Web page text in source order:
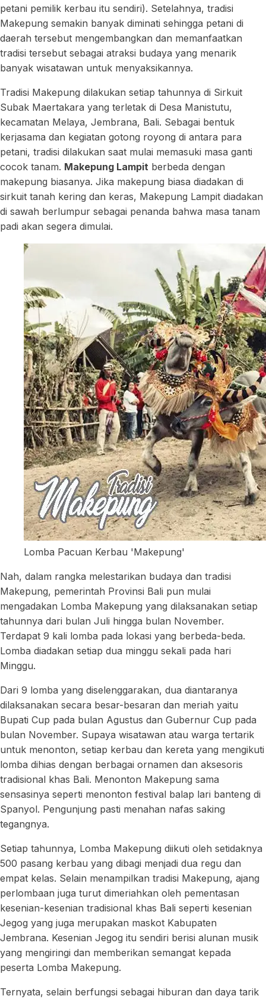
petani pemilik kerbau itu sendiri). Setelahnya, tradisi
Makepung semakin banyak diminati sehingga petani di
daerah tersebut mengembangkan dan memanfaatkan
tradisi tersebut sebagai atraksi budaya yang menarik
banyak wisatawan untuk menyaksikannya.
Tradisi Makepung dilakukan setiap tahunnya di Sirkuit
Subak Maertakara yang terletak di Desa Manistutu,
kecamatan Melaya, Jembrana, Bali. Sebagai bentuk
kerjasama dan kegiatan gotong royong di antara para
petani, tradisi dilakukan saat mulai memasuki masa ganti
cocok tanam. Makepung Lampit berbeda dengan
makepung biasanya. Jika makepung biasa diadakan di
sirkuit tanah kering dan keras, Makepung Lampit diadakan
di sawah berlumpur sebagai penanda bahwa masa tanam
padi akan segera dimulai.
Lomba Pacuan Kerbau 'Makepung'
Nah, dalam rangka melestarikan budaya dan tradisi
Makepung, pemerintah Provinsi Bali pun mulai
mengadakan Lomba Makepung yang dilaksanakan setiap
tahunnya dari bulan Juli hingga bulan November.
Terdapat 9 kali lomba pada lokasi yang berbeda-beda.
Lomba diadakan setiap dua minggu sekali pada hari
Minggu.
Dari 9 lomba yang diselenggarakan, dua diantaranya
dilaksanakan secara besar-besaran dan meriah yaitu
Bupati Cup pada bulan Agustus dan Gubernur Cup pada
bulan November. Supaya wisatawan atau warga tertarik
untuk menonton, setiap kerbau dan kereta yang mengikuti
lomba dihias dengan berbagai ornamen dan aksesoris
tradisional khas Bali. Menonton Makepung sama
sensasinya seperti menonton festival balap lari banteng di
Spanyol. Pengunjung pasti menahan nafas saking
tegangnya.
Setiap tahunnya, Lomba Makepung diikuti oleh setidaknya
500 pasang kerbau yang dibagi menjadi dua regu dan
empat kelas. Selain menampilkan tradisi Makepung, ajang
perlombaan juga turut dimeriahkan oleh pementasan
kesenian-kesenian tradisional khas Bali seperti kesenian
Jegog yang juga merupakan maskot Kabupaten
Jembrana. Kesenian Jegog itu sendiri berisi alunan musik
yang mengiringi dan memberikan semangat kepada
peserta Lomba Makepung.
Ternyata, selain berfungsi sebagai hiburan dan daya tarik